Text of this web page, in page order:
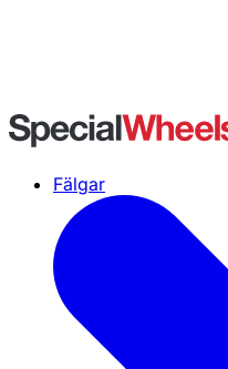
Fälgar